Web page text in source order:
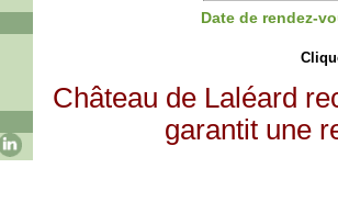
Date de rendez-
Château de Laléard
garantit une